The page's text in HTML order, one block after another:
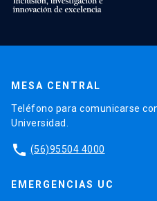
MESA CENTRAL
Teléfono para comunicarse
Universidad.
phone (56)95504 4000
EMERGENCIAS UC